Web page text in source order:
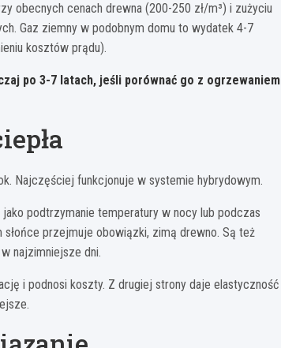
obecnych cenach drewna (200-250 zł/m³) i zużyciu
Gaz ziemny w podobnym domu to wydatek 4-7
kosztów prądu).
po 3-7 latach, jeśli porównać go z ogrzewaniem
Najczęściej funkcjonuje w systemie hybrydowym.
podtrzymanie temperatury w nocy lub podczas
przejmuje obowiązki, zimą drewno. Są też
najzimniejsze dni.
i podnosi koszty. Z drugiej strony daje elastyczność